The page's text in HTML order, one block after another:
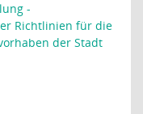
-
Richtlinien für die
der Stadt